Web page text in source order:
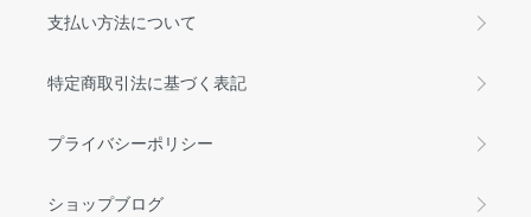
支払い方法について
特定商取引法に基づく表記
プライバシーポリシー
ショップブログ